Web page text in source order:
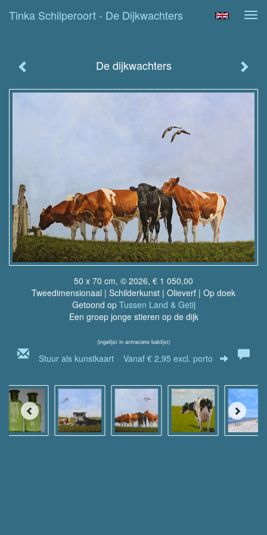
Tinka Schilperoort - De Dijkwachters
De dijkwachters
50 x 70 cm, © 2026, € 1 050,00
Tweedimensionaal | Schilderkunst | Olieverf | Op doek
Getoond op Tussen Land & Getij
Een groep jonge stieren op de dijk
(ingelijst in antraciete baklijst)
Stuur als kunstkaart Vanaf € 2,95 excl. porto